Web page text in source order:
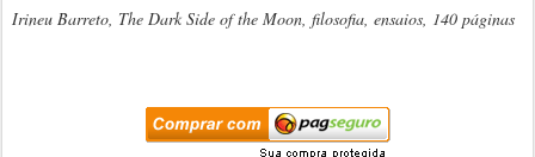
Irineu Barreto, The Dark Side of the Moon, filosofia, ensaios, 140 páginas